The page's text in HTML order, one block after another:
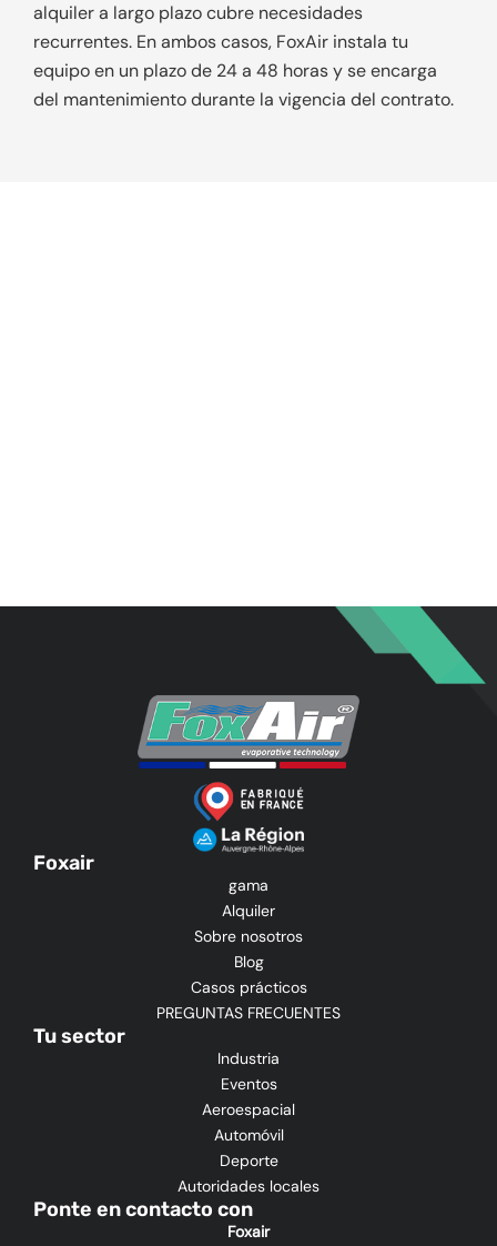
alquiler a largo plazo cubre necesidades
recurrentes. En ambos casos, FoxAir instala tu
equipo en un plazo de 24 a 48 horas y se encarga
del mantenimiento durante la vigencia del contrato.
Foxair
gama
Alquiler
Sobre nosotros
Blog
Casos prácticos
PREGUNTAS FRECUENTES
Tu sector
Industria
Eventos
Aeroespacial
Automóvil
Deporte
Autoridades locales
Ponte en contacto con
Foxair